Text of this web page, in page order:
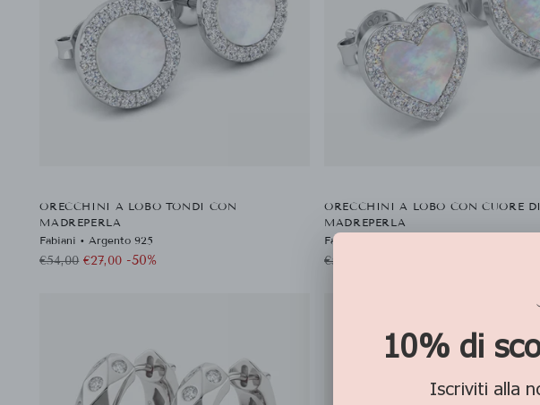
ORECCHINI A LOBO TONDI CON
MADREPERLA
Fabiani • Argento 925
Prezzo
€54,00 €27,00 -50%
ORECCHINI A LOBO CON CUORE DI
MADREPERLA
Fabiani • Argento 925
Prezzo
€54,00